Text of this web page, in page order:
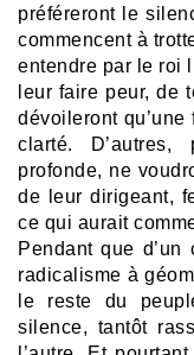
préféreront le
commencent à
entendre par le roi
leur faire peur, de
dévoileront
clarté.
profonde, ne
de leur dirigeant,
ce qui aurait
Pendant que
radicalisme à
le reste du
silence, tantôt